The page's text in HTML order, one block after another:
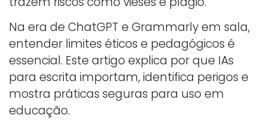
Na era de ChatGPT e Grammarly em sala,
entender limites éticos e pedagógicos é
essencial. Este artigo explica por que IAs
para escrita importam, identifica perigos e
mostra práticas seguras para uso em
educação.